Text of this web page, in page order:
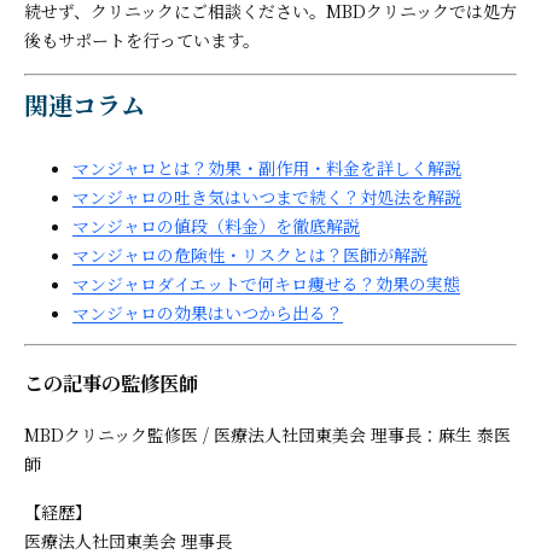
続せず、クリニックにご相談ください。MBDクリニックでは処方
後もサポートを行っています。
関連コラム
マンジャロとは？効果・副作用・料金を詳しく解説
マンジャロの吐き気はいつまで続く？対処法を解説
マンジャロの値段（料金）を徹底解説
マンジャロの危険性・リスクとは？医師が解説
マンジャロダイエットで何キロ痩せる？効果の実態
マンジャロの効果はいつから出る？
この記事の監修医師
MBDクリニック監修医 / 医療法人社団東美会 理事長：麻生 泰医
師
【経歴】
医療法人社団東美会 理事長